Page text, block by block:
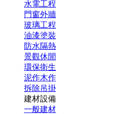
水電工程
門窗外牆
玻璃工程
油漆塗裝
防水隔熱
景觀休閒
環保衛生
泥作木作
拆除吊掛
建材設備
一般建材